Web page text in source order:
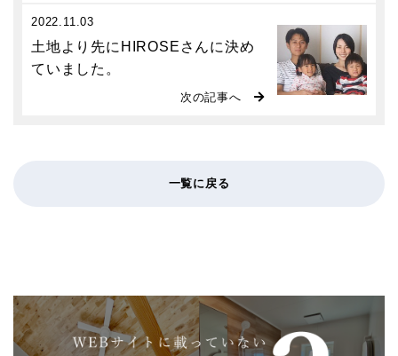
2022.11.03
土地より先にHIROSEさんに決め
ていました。
次の記事へ
一覧に戻る